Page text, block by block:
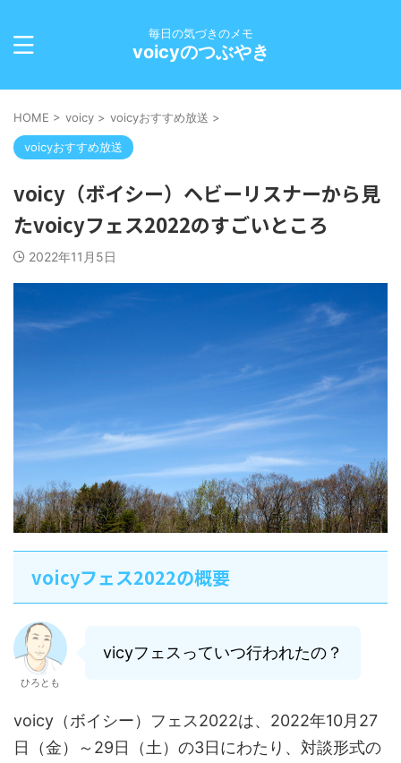
毎日の気づきのメモ
voicyのつぶやき
HOME > voicy > voicyおすすめ放送 >
voicyおすすめ放送
voicy（ボイシー）ヘビーリスナーから見
たvoicyフェス2022のすごいところ
2022年11月5日
voicyフェス2022の概要
ひろとも
vicyフェスっていつ行われたの？
voicy（ボイシー）フェス2022は、2022年10月27
日（金）～29日（土）の3日にわたり、対談形式の